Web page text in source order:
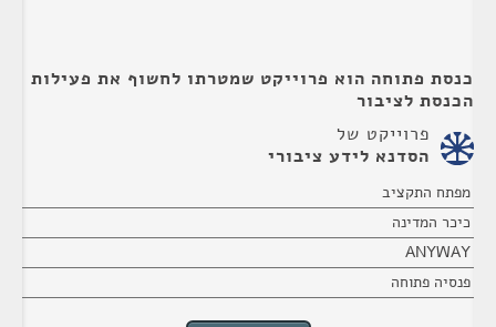
כנסת פתוחה הוא פרוייקט שמטרתו לחשוף את פעילות
הכנסת לציבור
פרוייקט של
הסדנא לידע ציבורי
מפתח התקציב
כיכר המדינה
ANYWAY
פנסיה פתוחה